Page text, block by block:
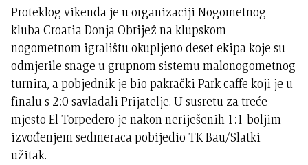
Proteklog vikenda je u organizaciji Nogometnog
kluba Croatia Donja Obrijež na klupskom
nogometnom igralištu okupljeno deset ekipa koje su
odmjerile snage u grupnom sistemu malonogometnog
turnira, a pobjednik je bio pakrački Park caffe koji je u
finalu s 2:0 savladali Prijatelje. U susretu za treće
mjesto El Torpedero je nakon neriješenih 1:1 boljim
izvođenjem sedmeraca pobijedio TK Bau/Slatki
užitak.